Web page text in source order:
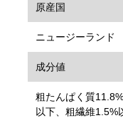
原産国
ニュージーランド
成分値
粗たんぱく質
以下、粗繊維1.5%